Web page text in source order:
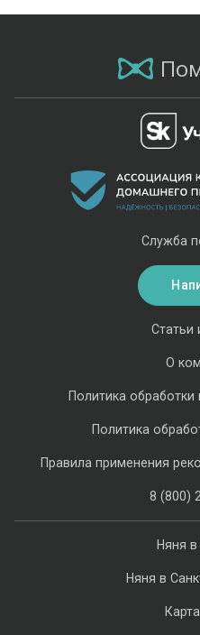
Няня
Няня в
Статьи
О
Политика
Политика
Правила применения
8 (800)
Служба